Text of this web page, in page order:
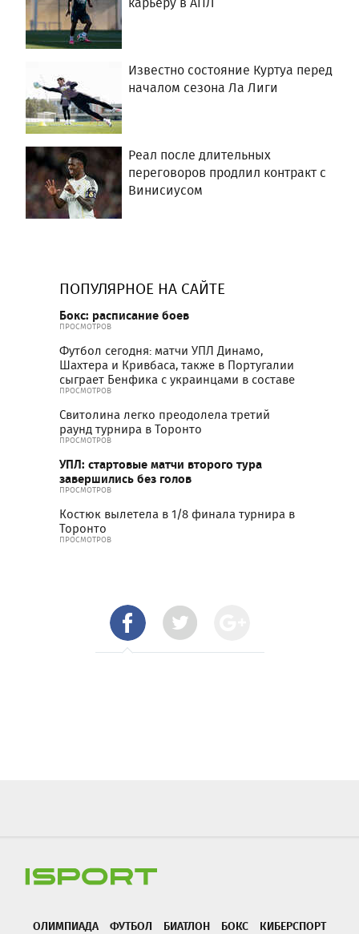
Известно состояние Куртуа перед
началом сезона Ла Лиги
Реал после длительных
переговоров продлил контракт с
Винисиусом
ПОПУЛЯРНОЕ НА САЙТЕ
Бокс: расписание боев
ПРОСМОТРОВ
Футбол сегодня: матчи УПЛ Динамо,
Шахтера и Кривбаса, также в Португалии
сыграет Бенфика с украинцами в составе
ПРОСМОТРОВ
Свитолина легко преодолела третий
раунд турнира в Торонто
ПРОСМОТРОВ
УПЛ: стартовые матчи второго тура
завершились без голов
ПРОСМОТРОВ
Костюк вылетела в 1/8 финала турнира в
Торонто
ПРОСМОТРОВ
ОЛИМПИАДА ФУТБОЛ БИАТЛОН БОКС
КИБЕРСПОРТ